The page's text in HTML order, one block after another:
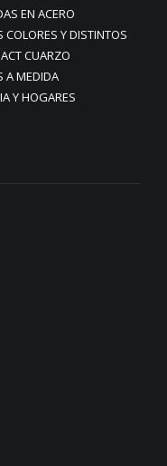
EN ACERO
COLORES Y DISTINTOS
CUARZO
A MEDIDA
Y HOGARES